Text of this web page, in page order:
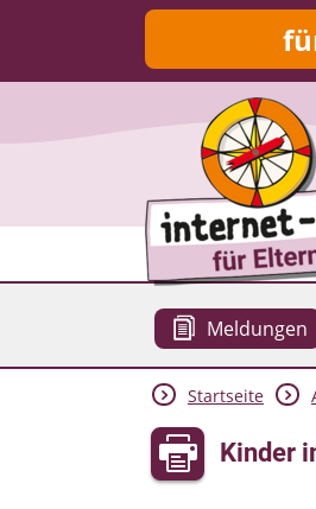
Meldungen
Startseite
Kinder